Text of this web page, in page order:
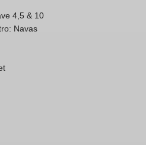
4,5 & 10
Navas